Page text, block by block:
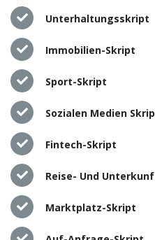
Unterhaltungsskript
Immobilien-Skript
Sport-Skript
Sozialen Medien
Fintech-Skript
Reise- Und
Marktplatz-Skript